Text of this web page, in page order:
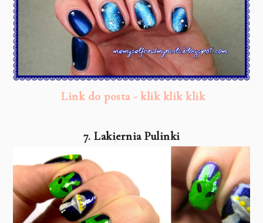
Link do posta - klik klik klik
7. Lakiernia Pulinki